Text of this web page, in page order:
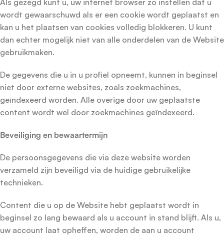
Als gezegd kunt u, uw internet browser zo instellen dat u
wordt gewaarschuwd als er een cookie wordt geplaatst en
kan u het plaatsen van cookies volledig blokkeren. U kunt
dan echter mogelijk niet van alle onderdelen van de Website
gebruikmaken.
De gegevens die u in u profiel opneemt, kunnen in beginsel
niet door externe websites, zoals zoekmachines,
geïndexeerd worden. Alle overige door uw geplaatste
content wordt wel door zoekmachines geïndexeerd.
Beveiliging en bewaartermijn
De persoonsgegevens die via deze website worden
verzameld zijn beveiligd via de huidige gebruikelijke
technieken.
Content die u op de Website hebt geplaatst wordt in
beginsel zo lang bewaard als u account in stand blijft. Als u,
uw account laat opheffen, worden de aan u account